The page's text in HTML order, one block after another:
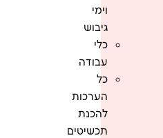
וימי
גיבוש
כלי
עבודה
כל
הערכות
להכנת
תכשיטים